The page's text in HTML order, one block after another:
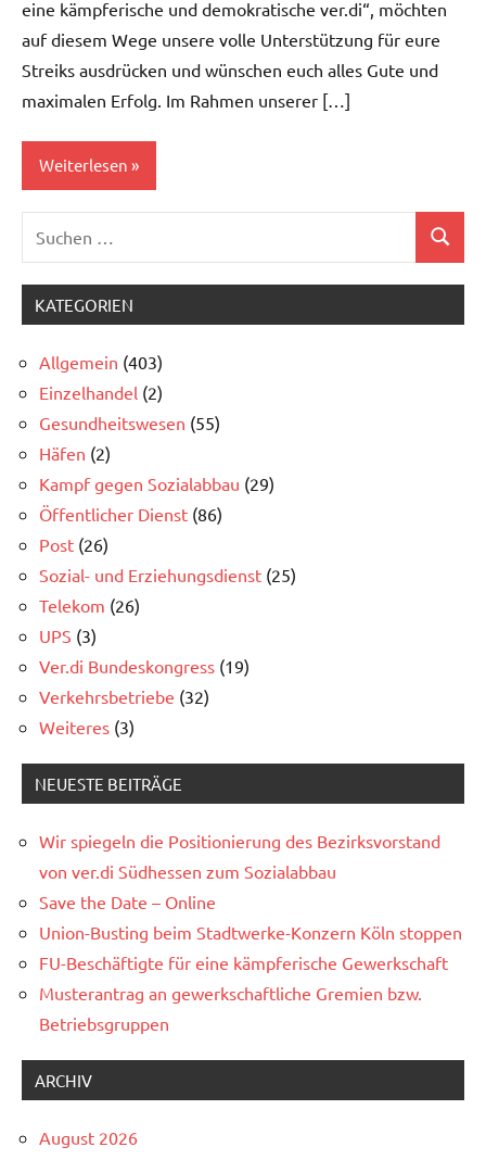
eine kämpferische und demokratische ver.di“, möchten
auf diesem Wege unsere volle Unterstützung für eure
Streiks ausdrücken und wünschen euch alles Gute und
maximalen Erfolg. Im Rahmen unserer […]
Weiterlesen
Allgemein
Suchen
KATEGORIEN
Allgemein (403)
Einzelhandel (2)
Gesundheitswesen (55)
Häfen (2)
Kampf gegen Sozialabbau (29)
Öffentlicher Dienst (86)
Post (26)
Sozial- und Erziehungsdienst (25)
Telekom (26)
UPS (3)
Ver.di Bundeskongress (19)
Verkehrsbetriebe (32)
Weiteres (3)
NEUESTE BEITRÄGE
Wir spiegeln die Positionierung des Bezirksvorstand
von ver.di Südhessen zum Sozialabbau
Save the Date – Online
Union-Busting beim Stadtwerke-Konzern Köln stoppen
FU-Beschäftigte für eine kämpferische Gewerkschaft
Musterantrag an gewerkschaftliche Gremien bzw.
Betriebsgruppen
ARCHIV
August 2026